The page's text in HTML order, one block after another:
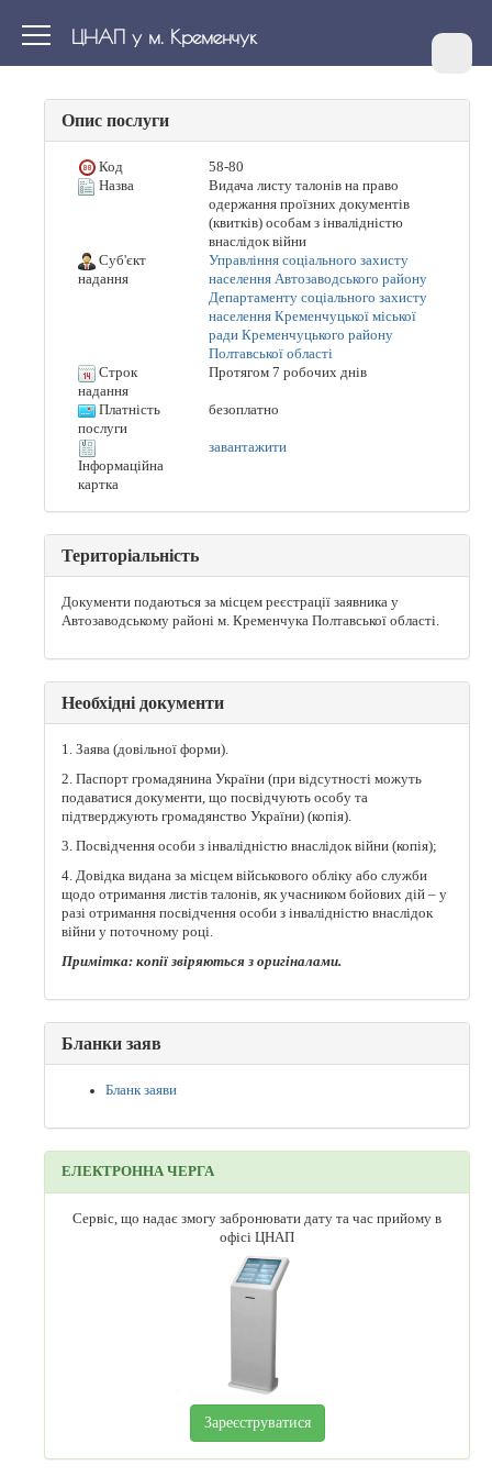
ЦНАП у м. Кременчук
Опис послуги
Код
58-80
Назва
Видача листу талонів на право
одержання проїзних документів
(квитків) особам з інвалідністю
внаслідок війни
Суб'єкт
надання
Управління соціального захисту
населення Автозаводського району
Департаменту соціального захисту
населення Кременчуцької міської
ради Кременчуцького району
Полтавської області
Строк
надання
Протягом 7 робочих днів
Платність
послуги
безоплатно
Інформаційна
картка
завантажити
Територіальність
Документи подаються за місцем реєстрації заявника у
Автозаводському районі м. Кременчука Полтавської області.
Необхідні документи
1. Заява (довільної форми).
2. Паспорт громадянина України (при відсутності можуть
подаватися документи, що посвідчують особу та
підтверджують громадянство України) (копія).
3. Посвідчення особи з інвалідністю внаслідок війни (копія);
4. Довідка видана за місцем військового обліку або служби
щодо отримання листів талонів, як учасником бойових дій – у
разі отримання посвідчення особи з інвалідністю внаслідок
війни у поточному році.
Примітка: копії звіряються з оригіналами.
Бланки заяв
Бланк заяви
ЕЛЕКТРОННА ЧЕРГА
Сервіс, що надає змогу забронювати дату та час прийому в
офісі ЦНАП
Зареєструватися